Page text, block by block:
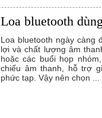
Loa bluetooth
Loa bluetooth ngày càng
lợi và chất lượng âm
hoặc các buổi họp
chiếu âm thanh, hỗ trợ
phức tạp. Vậy nên chọn ...